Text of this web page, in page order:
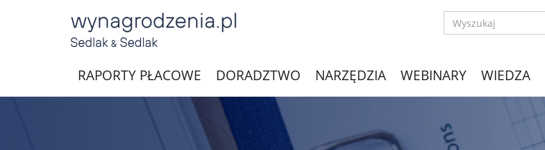
RAPORTY PŁACOWE DORADZTWO NARZĘDZIA WEBINARY WIEDZA